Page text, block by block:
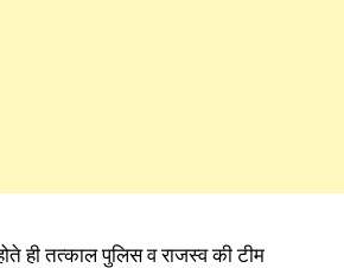
ही तत्काल पुलिस व राजस्व की टीम